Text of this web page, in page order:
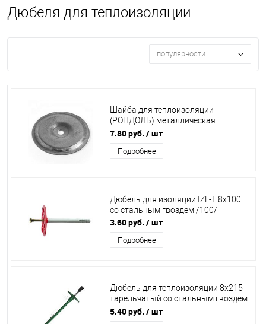
Дюбеля для теплоизоляции
популярности
Шайба для теплоизоляции
(РОНДОЛЬ) металлическая
50х0,7мм. /50/
7.80 руб. / шт
Подробнее
Дюбель для изоляции IZL-T 8х100
со стальным гвоздем /100/
3.60 руб. / шт
Подробнее
Дюбель для теплоизоляции 8х215
тарельчатый со стальным гвоздем
/500/
5.40 руб. / шт